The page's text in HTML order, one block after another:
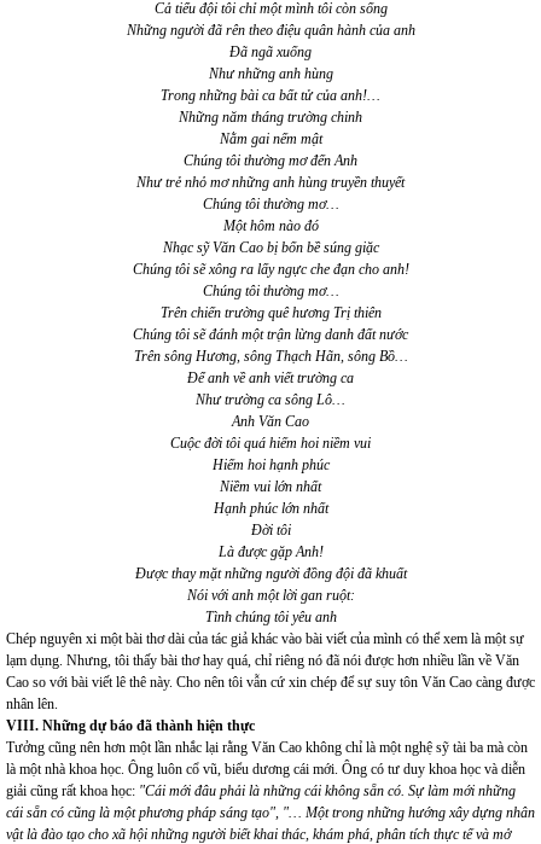
Cả tiểu đội tôi chỉ một mình tôi còn sống
Những người đã rên theo điệu quân hành của anh
Đã ngã xuống
Như những anh hùng
Trong những bài ca bất tử của anh!…
Những năm tháng trường chinh
Nằm gai nếm mật
Chúng tôi thường mơ đến Anh
Như trẻ nhỏ mơ những anh hùng truyền thuyết
Chúng tôi thường mơ…
Một hôm nào đó
Nhạc sỹ Văn Cao bị bốn bề súng giặc
Chúng tôi sẽ xông ra lấy ngực che đạn cho anh!
Chúng tôi thường mơ…
Trên chiến trường quê hương Trị thiên
Chúng tôi sẽ đánh một trận lừng danh đất nước
Trên sông Hương, sông Thạch Hãn, sông Bồ…
Để anh về anh viết trường ca
Như trường ca sông Lô…
Anh Văn Cao
Cuộc đời tôi quá hiếm hoi niềm vui
Hiếm hoi hạnh phúc
Niềm vui lớn nhất
Hạnh phúc lớn nhất
Đời tôi
Là được gặp Anh!
Được thay mặt những người đồng đội đã khuất
Nói với anh một lời gan ruột:
Tình chúng tôi yêu anh
Chép nguyên xi một bài thơ dài của tác giả khác vào bài viết của mình có thể xem là một sự
lạm dụng. Nhưng, tôi thấy bài thơ hay quá, chỉ riêng nó đã nói được hơn nhiều lần về Văn
Cao so với bài viết lê thê này. Cho nên tôi vẫn cứ xin chép để sự suy tôn Văn Cao càng được
nhân lên.
VIII. Những dự báo đã thành hiện thực
Tưởng cũng nên hơn một lần nhắc lại rằng Văn Cao không chỉ là một nghệ sỹ tài ba mà còn
là một nhà khoa học. Ông luôn cổ vũ, biểu dương cái mới. Ông có tư duy khoa học và diễn
giải cũng rất khoa học: "Cái mới đâu phải là những cái không sẵn có. Sự làm mới những
cái sẵn có cũng là một phương pháp sáng tạo", "… Một trong những hướng xây dựng nhân
vật là đào tạo cho xã hội những người biết khai thác, khám phá, phân tích thực tế và mở